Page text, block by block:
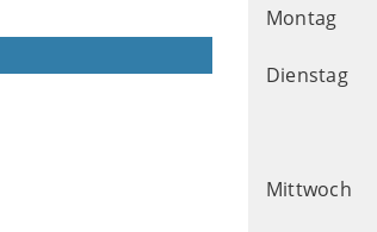
Montag
Dienstag
Mittwoch